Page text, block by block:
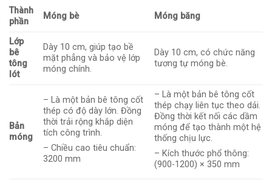
Thành
phần
Móng bè Móng băng
Lớp
bê
tông
lót
Dày 10 cm, giúp tạo bề
mặt phẳng và bảo vệ lớp
móng chính.
Dày 10 cm, có chức năng
tương tự móng bè.
Bản
móng
– Là một bản bê tông cốt
thép có độ dày lớn. Đồng
thời trải rộng khắp diện
tích công trình.
– Chiều cao tiêu chuẩn:
3200 mm
– Là một bản bê tông cốt
thép chạy liên tục theo dải.
Đồng thời kết nối các dầm
móng để tạo thành một hệ
thống chịu lực.
– Kích thước phổ thông:
(900-1200) × 350 mm